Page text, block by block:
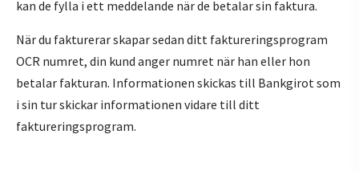
kan de fylla i ett meddelande när de betalar sin faktura.
När du fakturerar skapar sedan ditt faktureringsprogram
OCR numret, din kund anger numret när han eller hon
betalar fakturan. Informationen skickas till Bankgirot som
i sin tur skickar informationen vidare till ditt
faktureringsprogram.